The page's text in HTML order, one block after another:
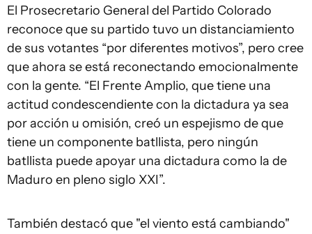
El Prosecretario General del Partido Colorado
reconoce que su partido tuvo un distanciamiento
de sus votantes “por diferentes motivos”, pero cree
que ahora se está reconectando emocionalmente
con la gente. “El Frente Amplio, que tiene una
actitud condescendiente con la dictadura ya sea
por acción u omisión, creó un espejismo de que
tiene un componente batllista, pero ningún
batllista puede apoyar una dictadura como la de
Maduro en pleno siglo XXI”.
También destacó que "el viento está cambiando"